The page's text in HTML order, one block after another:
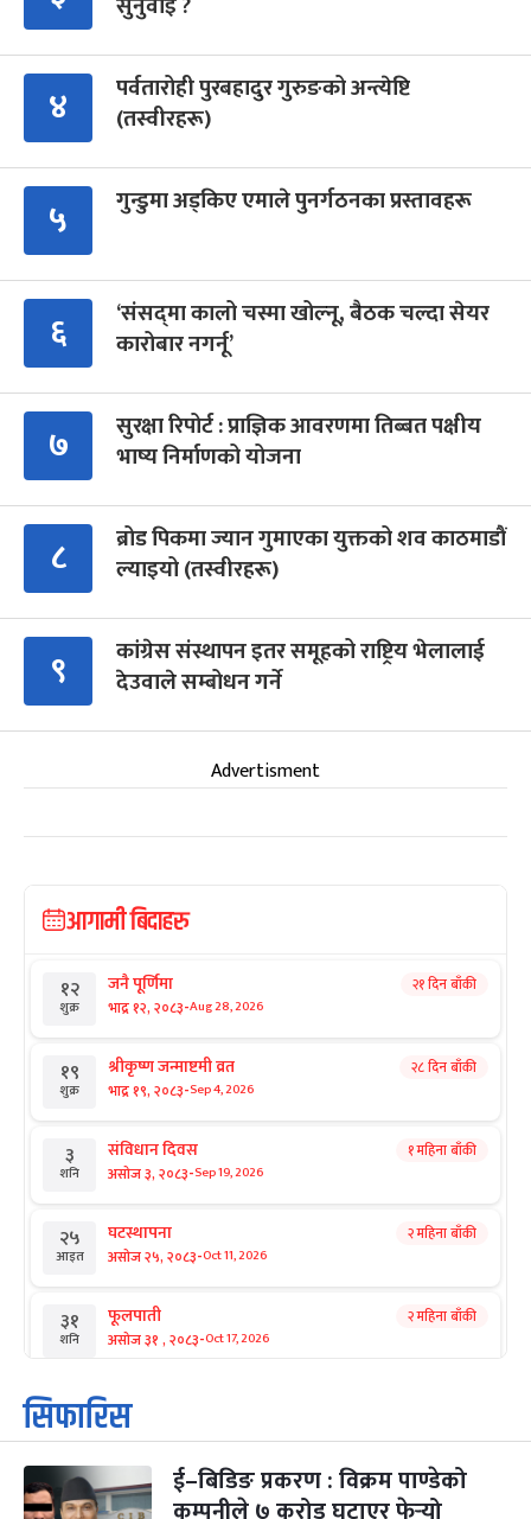
४
पर्वतारोही पुरबहादुर गुरुङको अन्त्येष्टि
(तस्वीरहरू)
५ गुन्डुमा अड्किए एमाले पुनर्गठनका प्रस्तावहरू
६
‘संसद्‍मा कालो चस्मा खोल्नू, बैठक चल्दा सेयर
कारोबार नगर्नू’
७
सुरक्षा रिपोर्ट : प्राज्ञिक आवरणमा तिब्बत पक्षीय
भाष्य निर्माणको योजना
८
ब्रोड पिकमा ज्यान गुमाएका युक्तको शव काठमाडौं
ल्याइयो (तस्वीरहरू)
९
कांग्रेस संस्थापन इतर समूहको राष्ट्रिय भेलालाई
देउवाले सम्बोधन गर्ने
Advertisment
आगामी बिदाहरु
१२
शुक्र
जनै पूर्णिमा
भाद्र १२, २०८३-Aug 28, 2026
२१ दिन बाँकी
१९
शुक्र
श्रीकृष्ण जन्माष्टमी व्रत
भाद्र १९, २०८३-Sep 4, 2026
२८ दिन बाँकी
३
शनि
संविधान दिवस
असोज ३, २०८३-Sep 19, 2026
१ महिना बाँकी
२५
आइत
घटस्थापना
असोज २५, २०८३-Oct 11, 2026
२ महिना बाँकी
३१
शनि
फूलपाती
असोज ३१ , २०८३-Oct 17, 2026
२ महिना बाँकी
१
आइत
कार्तिक सङ्क्रान्ति
कार्तिक १, २०८३
३
मंगल
महानवमी
कार्तिक ३, २०८३-Oct 20, 2026
२ महिना बाँकी
सिफारिस
ई–बिडिङ प्रकरण : विक्रम पाण्डेको